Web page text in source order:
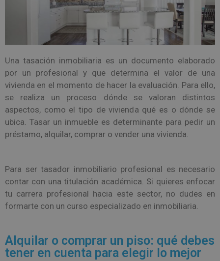
Una tasación inmobiliaria es un documento elaborado
por un profesional y que determina el valor de una
vivienda en el momento de hacer la evaluación. Para ello,
se realiza un proceso dónde se valoran distintos
aspectos, como el tipo de vivienda qué es o dónde se
ubica. Tasar un inmueble es determinante para pedir un
préstamo, alquilar, comprar o vender una vivienda.
Para ser tasador inmobiliario profesional es necesario
contar con una titulación académica. Si quieres enfocar
tu carrera profesional hacia este sector, no dudes en
formarte con un curso especializado en inmobiliaria.
Alquilar o comprar un piso: qué debes
tener en cuenta para elegir lo mejor